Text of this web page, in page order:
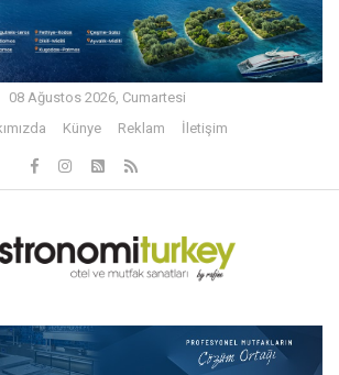
08 Ağustos 2026, Cumartesi
Künye Reklam İletişim